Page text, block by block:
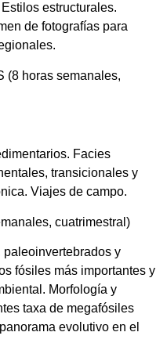
estructurales.
de fotografías para
(8 horas semanales,
Facies
transicionales y
Viajes de campo.
cuatrimestral)
paleoinvertebrados y
fósiles más importantes y
Morfología y
taxa de megafósiles
evolutivo en el